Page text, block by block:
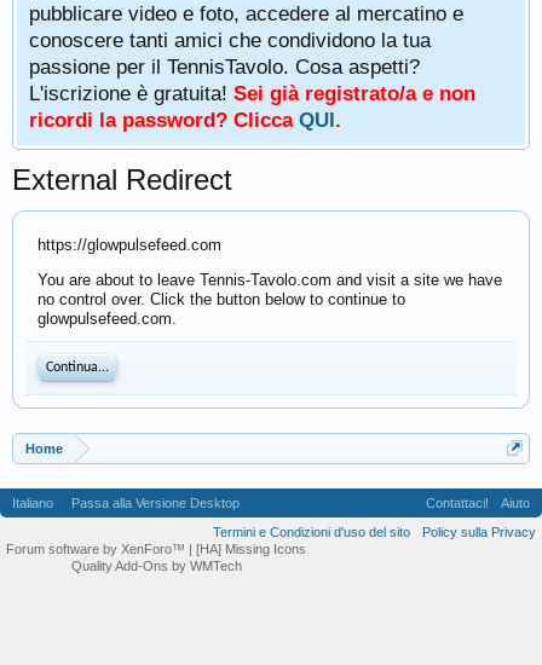
pubblicare video e foto, accedere al mercatino e
conoscere tanti amici che condividono la tua
passione per il TennisTavolo. Cosa aspetti?
L'iscrizione è gratuita! Sei già registrato/a e non
ricordi la password? Clicca QUI.
External Redirect
https://glowpulsefeed.com
You are about to leave Tennis-Tavolo.com and visit a site we have
no control over. Click the button below to continue to
glowpulsefeed.com.
Continua...
Home
Italiano Passa alla Versione Desktop Contattaci!
Aiuto
Termini e Condizioni d'uso del sito
Policy sulla Privacy
Forum software by XenForo™ | [HA] Missing Icons
Quality Add-Ons by WMTech